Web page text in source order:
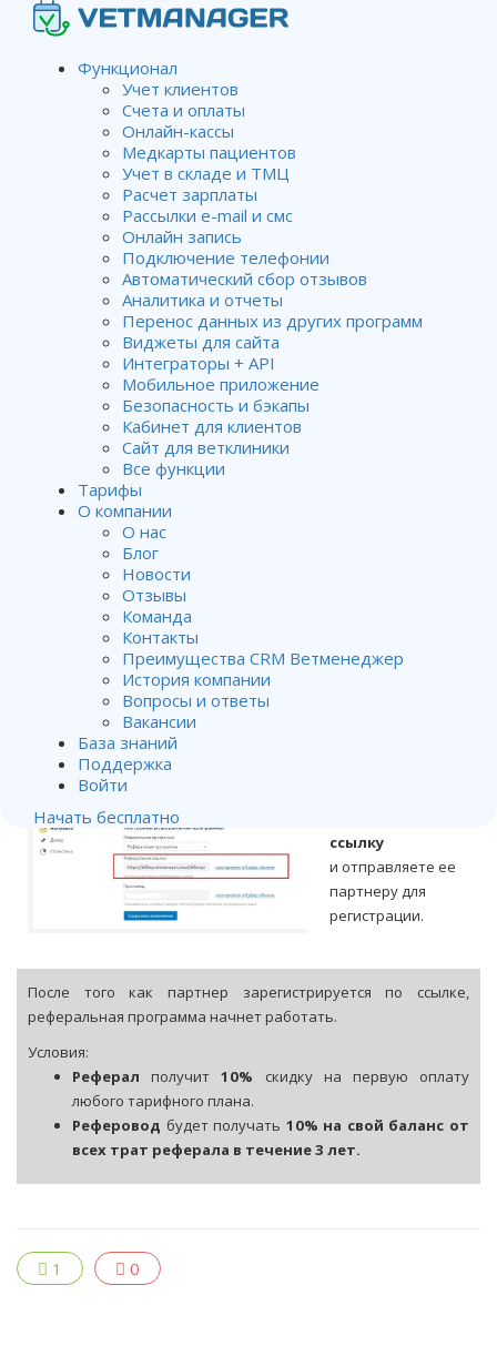
Функционал
Учет клиентов
Счета и оплаты
Онлайн-кассы
Медкарты пациентов
Учет в складе и ТМЦ
Расчет зарплаты
Рассылки e-mail и смс
Онлайн запись
Подключение телефонии
Автоматический сбор отзывов
Аналитика и отчеты
Перенос данных из других программ
Виджеты для сайта
Интеграторы + API
Мобильное приложение
Безопасность и бэкапы
Кабинет для клиентов
Сайт для ветклиники
Все функции
Тарифы
О компании
О нас
Блог
Новости
Отзывы
Команда
Контакты
Преимущества CRM Ветменеджер
История компании
Вопросы и ответы
Вакансии
База знаний
Поддержка
Войти
Начать бесплатно
Реферальная программа
Оплата программы Реферальная программа
запускает
раздел
ссылку
и отправляете ее
партнеру для
регистрации.
После того как партнер зарегистрируется по ссылке,
реферальная программа начнет работать.
Условия:
Реферал получит10% скидку на первую оплату
любого тарифного плана.
Реферовод будет получать 10% на свой баланс от
всех трат реферала в течение 3 лет.
1 0